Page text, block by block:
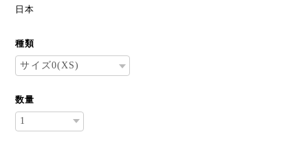
日本
種類
数量